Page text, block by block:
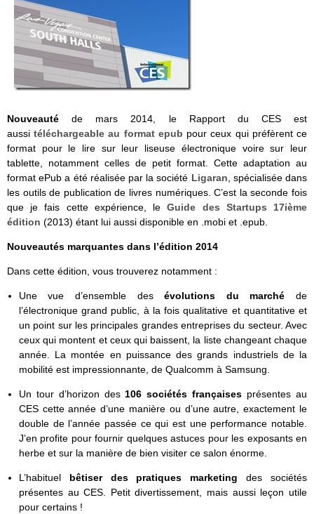
Nouveauté de mars 2014, le Rapport du CES est
aussi téléchargeable au format epub pour ceux qui préfèrent ce
format pour le lire sur leur liseuse électronique voire sur leur
tablette, notamment celles de petit format. Cette adaptation au
format ePub a été réalisée par la société Ligaran , spécialisée dans
les outils de publication de livres numériques. C’est la seconde fois
que je fais cette expérience, leGuide des Startups 17ième
édition (2013) étant lui aussi disponible en .mobi et .epub.
Nouveautés marquantes dans l’édition 2014
Dans cette édition, vous trouverez notamment :
Une vue d’ensemble desévolutions du marchéde
l’électronique grand public, à la fois qualitative et quantitative et
un point sur les principales grandes entreprises du secteur. Avec
ceux qui montent et ceux qui baissent, la liste changeant chaque
année. La montée en puissance des grands industriels de la
mobilité est impressionnante, de Qualcomm à Samsung.
Un tour d’horizon des 106 sociétés françaises présentes au
CES cette année d’une manière ou d’une autre, exactement le
double de l’année passée ce qui est une performance notable.
J’en profite pour fournir quelques astuces pour les exposants en
herbe et sur la manière de bien visiter ce salon énorme.
L’habituel bêtiser des pratiques marketingdes sociétés
présentes au CES. Petit divertissement, mais aussi leçon utile
pour certains !